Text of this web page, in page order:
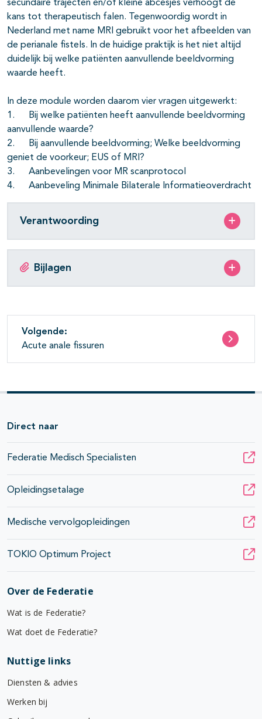
secundaire trajecten en/of kleine abcesjes verhoogt de
kans tot therapeutisch falen. Tegenwoordig wordt in
Nederland met name MRI gebruikt voor het afbeelden van
de perianale fistels. In de huidige praktijk is het niet altijd
duidelijk bij welke patiënten aanvullende beeldvorming
waarde heeft.
In deze module worden daarom vier vragen uitgewerkt:
1. Bij welke patiënten heeft aanvullende beeldvorming
aanvullende waarde?
2. Bij aanvullende beeldvorming; Welke beeldvorming
geniet de voorkeur; EUS of MRI?
3. Aanbevelingen voor MR scanprotocol
4. Aanbeveling Minimale Bilaterale Informatieoverdracht
Verantwoording
Bijlagen
Volgende:
Acute anale fissuren
Direct naar
Federatie Medisch Specialisten
Opleidingsetalage
Medische vervolgopleidingen
TOKIO Optimum Project
Over de Federatie
Wat is de Federatie?
Wat doet de Federatie?
Nuttige links
Diensten & advies
Werken bij